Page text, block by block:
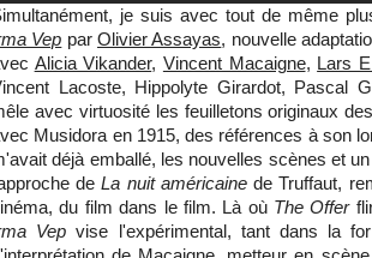
je suis avec tout de même
Vep parOlivier Assayas, nouvelle
Alicia Vikander, Vincent Macaigne, Lars
Lacoste, Hippolyte Girardot, Pascal
avec virtuosité les feuilletons originaux
Musidora en 1915, des références à son
déjà emballé, les nouvelles scènes et
deLa nuit américainede Truffaut,
du film dans le film. Là où The Offer
Vep vise l'expérimental, tant dans la